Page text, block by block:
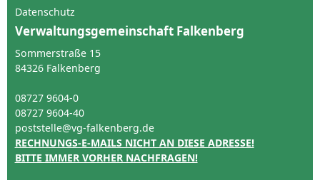
Datenschutz
Verwaltungsgemeinschaft Falkenberg
Sommerstraße 15
84326 Falkenberg
08727 9604-0
08727 9604-40
poststelle@vg-falkenberg.de
RECHNUNGS-E-MAILS NICHT AN DIESE ADRESSE!
BITTE IMMER VORHER NACHFRAGEN!